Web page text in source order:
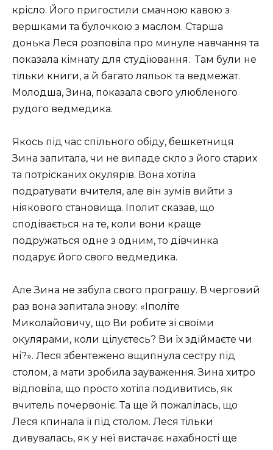
крісло. Його пригостили смачною кавою з
вершками та булочкою з маслом. Старша
донька Леся розповіла про минуле навчання та
показала кімнату для студіювання. Там були не
тільки книги, а й багато ляльок та ведмежат.
Молодша, Зина, показала свого улюбленого
рудого ведмедика.
Якось під час спільного обіду, бешкетниця
Зина запитала, чи не випаде скло з його старих
та потрісканих окулярів. Вона хотіла
подратувати вчителя, але він зумів вийти з
ніякового становища. Іполит сказав, що
сподівається на те, коли вони краще
подружаться одне з одним, то дівчинка
подарує його свого ведмедика.
Але Зина не забула свого програшу. В черговий
раз вона запитала знову: «Іполіте
Миколайовичу, що Ви робите зі своїми
окулярами, коли цілуєтесь? Ви їх здіймаєте чи
ні?». Леся збентежено вщипнула сестру під
столом, а мати зробила зауваження. Зина хитро
відповіла, що просто хотіла подивитись, як
вчитель почервоніє. Та ще й пожалілась, що
Леся кпинала її під столом. Леся тільки
дивувалась, як у неї вистачає нахабності ще